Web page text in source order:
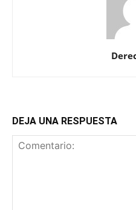
DEJA UNA RESPUESTA